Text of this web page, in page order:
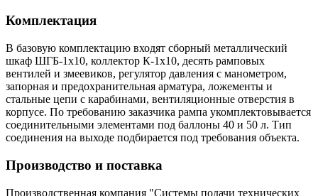
Комплектация
В базовую комплектацию входят сборный металлический
шкаф ШГБ-1х10, коллектор К-1х10, десять рамповых
вентилей и змеевиков, регулятор давления с манометром,
запорная и предохранительная арматура, ложементы и
стальные цепи с карабинами, вентиляционные отверстия в
корпусе. По требованию заказчика рампа укомплектовывается
соединительными элементами под баллоны 40 и 50 л. Тип
соединения на выходе подбирается под требования объекта.
Производство и поставка
Производственная компания "Системы подачи технических